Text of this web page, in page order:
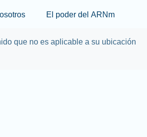
Skip to main content
El poder del ARNm
que no es aplicable a su ubicación